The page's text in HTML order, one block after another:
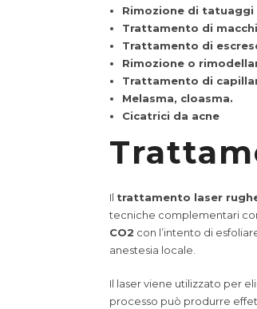
Rimozione di
Trattamento di
Trattamento di
Rimozione o
Trattamento di
Melasma, cloasma.
Cicatrici da acne
Il trattamento laser
tecniche complementari
CO2 con l’intento di
anestesia locale.
Il laser viene utilizzato per
processo può produrre